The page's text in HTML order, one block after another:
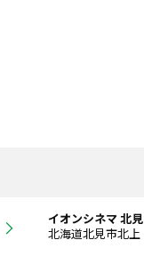
イオンシネマ 北見
北海道北見市北上